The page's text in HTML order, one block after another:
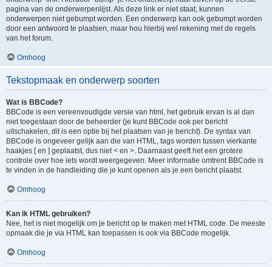
pagina van de onderwerpenlijst. Als deze link er niet staat, kunnen
onderwerpen niet gebumpt worden. Een onderwerp kan ook gebumpt worden
door een antwoord te plaatsen, maar hou hierbij wel rekening met de regels
van het forum.
Omhoog
Tekstopmaak en onderwerp soorten
Wat is BBCode?
BBCode is een vereenvoudigde versie van html, het gebruik ervan is al dan
niet toegestaan door de beheerder (je kunt BBCode ook per bericht
uitschakelen, dit is een optie bij het plaatsen van je bericht). De syntax van
BBCode is ongeveer gelijk aan die van HTML, tags worden tussen vierkante
haakjes [ en ] geplaatst, dus niet < en >. Daarnaast geeft het een grotere
controle over hoe iets wordt weergegeven. Meer informatie omtrent BBCode is
te vinden in de handleiding die je kunt openen als je een bericht plaatst.
Omhoog
Kan ik HTML gebruiken?
Nee, het is niet mogelijk om je bericht op te maken met HTML code. De meeste
opmaak die je via HTML kan toepassen is ook via BBCode mogelijk.
Omhoog